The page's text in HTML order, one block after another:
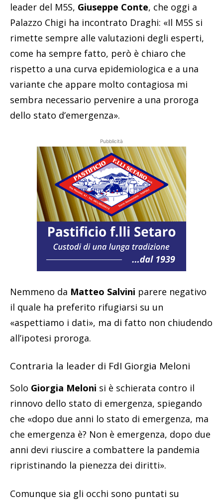
leader del M5S, Giuseppe Conte, che oggi a
Palazzo Chigi ha incontrato Draghi: «Il M5S si
rimette sempre alle valutazioni degli esperti,
come ha sempre fatto, però è chiaro che
rispetto a una curva epidemiologica e a una
variante che appare molto contagiosa mi
sembra necessario pervenire a una proroga
dello stato d’emergenza».
Pubblicità
Nemmeno da Matteo Salvini parere negativo
il quale ha preferito rifugiarsi su un
«aspettiamo i dati», ma di fatto non chiudendo
all’ipotesi proroga.
Contraria la leader di FdI Giorgia Meloni
Solo Giorgia Meloni si è schierata contro il
rinnovo dello stato di emergenza, spiegando
che «dopo due anni lo stato di emergenza, ma
che emergenza è? Non è emergenza, dopo due
anni devi riuscire a combattere la pandemia
ripristinando la pienezza dei diritti».
Comunque sia gli occhi sono puntati su